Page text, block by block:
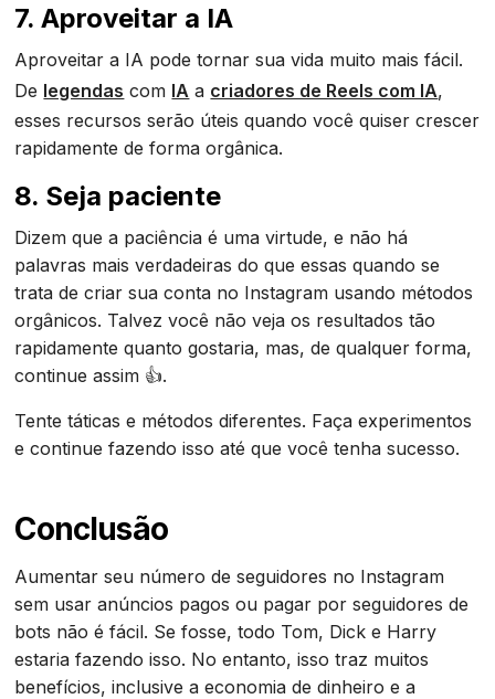
7. Aproveitar a IA
Aproveitar a IA pode tornar sua vida muito mais fácil.
De legendas com IA a criadores de Reels com IA,
esses recursos serão úteis quando você quiser crescer
rapidamente de forma orgânica.
8. Seja paciente
Dizem que a paciência é uma virtude, e não há
palavras mais verdadeiras do que essas quando se
trata de criar sua conta no Instagram usando métodos
orgânicos. Talvez você não veja os resultados tão
rapidamente quanto gostaria, mas, de qualquer forma,
continue assim 👍.
Tente táticas e métodos diferentes. Faça experimentos
e continue fazendo isso até que você tenha sucesso.
Conclusão
Aumentar seu número de seguidores no Instagram
sem usar anúncios pagos ou pagar por seguidores de
bots não é fácil. Se fosse, todo Tom, Dick e Harry
estaria fazendo isso. No entanto, isso traz muitos
benefícios, inclusive a economia de dinheiro e a